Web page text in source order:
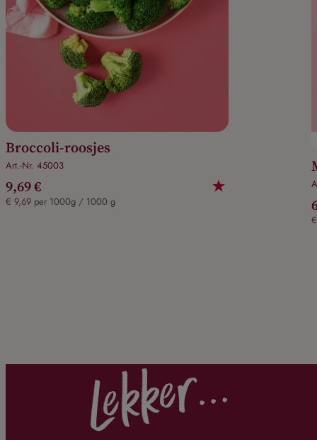
Broccoli-roosjes
Art.-Nr. 45003
9,69 €
€ 9,69 per 1000g / 1000 g
Lekker...